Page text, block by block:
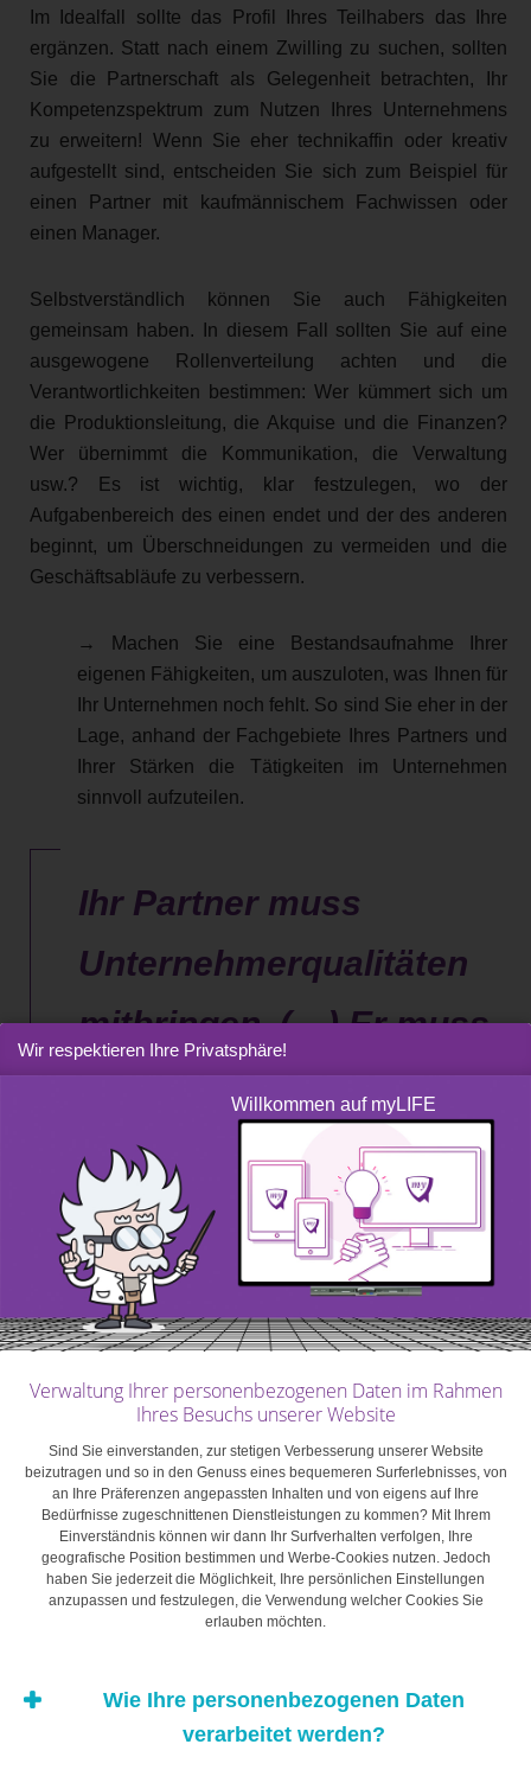
Im Idealfall sollte das Profil Ihres Teilhabers das Ihre
ergänzen. Statt nach einem Zwilling zu suchen, sollten
Sie die Partnerschaft als Gelegenheit betrachten, Ihr
Kompetenzspektrum zum Nutzen Ihres Unternehmens
zu erweitern! Wenn Sie eher technikaffin oder kreativ
aufgestellt sind, entscheiden Sie sich zum Beispiel für
einen Partner mit kaufmännischem Fachwissen oder
einen Manager.
Selbstverständlich können Sie auch Fähigkeiten
gemeinsam haben. In diesem Fall sollten Sie auf eine
ausgewogene Rollenverteilung achten und die
Verantwortlichkeiten bestimmen: Wer kümmert sich um
die Produktionsleitung, die Akquise und die Finanzen?
Wer übernimmt die Kommunikation, die Verwaltung
usw.? Es ist wichtig, klar festzulegen, wo der
Aufgabenbereich des einen endet und der des anderen
beginnt, um Überschneidungen zu vermeiden und die
Geschäftsabläufe zu verbessern.
→ Machen Sie eine Bestandsaufnahme Ihrer
eigenen Fähigkeiten, um auszuloten, was Ihnen für
Ihr Unternehmen noch fehlt. So sind Sie eher in der
Lage, anhand der Fachgebiete Ihres Partners und
Ihrer Stärken die Tätigkeiten im Unternehmen
sinnvoll aufzuteilen.
Ihr Partner muss
Unternehmerqualitäten
mitbringen. (…) Er muss
sich darüber im Klaren
sein, welcher Einsatz für
diese Position
erforderlich ist.
3. Wahl eines Unternehmerprofils
Es kann beruhigend scheinen, sich mit einem Freund
oder einem Familienmitglied zusammentun, aber
vergessen Sie nicht, dass Ihre Beziehung in erster Linie
eine professionelle sein muss. Ihr Partner muss
Unternehmerqualitäten mitbringen. Er muss zuverlässig
sein, die strategische Vision des Unternehmens teilen
und mit unvorhergesehenen Ereignissen umgehen
Position erforderlich sind. Sie als Unternehmer
verstehen am besten, was hier auf dem Spiel steht.
Wir respektieren Ihre Privatsphäre!
Willkommen auf myLIFE
Verwaltung Ihrer personenbezogenen Daten im Rahmen
Ihres Besuchs unserer Website
Sind Sie einverstanden, zur stetigen Verbesserung unserer Website
beizutragen und so in den Genuss eines bequemeren Surferlebnisses, von
an Ihre Präferenzen angepassten Inhalten und von eigens auf Ihre
Bedürfnisse zugeschnittenen Dienstleistungen zu kommen? Mit Ihrem
Einverständnis können wir dann Ihr Surfverhalten verfolgen, Ihre
geografische Position bestimmen und Werbe-Cookies nutzen. Jedoch
haben Sie jederzeit die Möglichkeit, Ihre persönlichen Einstellungen
anzupassen und festzulegen, die Verwendung welcher Cookies Sie
erlauben möchten.
Wie Ihre personenbezogenen Daten
verarbeitet werden?